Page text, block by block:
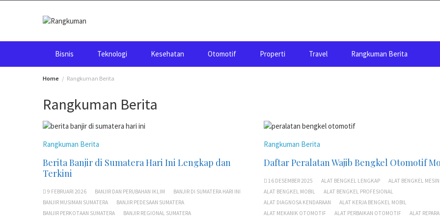
Bisnis Teknologi Kesehatan Otomotif Properti Travel Rangkuman Berita
Home Rangkuman Berita
Rangkuman Berita
Rangkuman Berita
Berita Banjir di Sumatera Hari Ini Lengkap dan
Terkini
9 FEBRUARI 2026 BANJIR DAN PERUBAHAN IKLIM
BANJIR DI SUMATERA HARI INI
BANJIR MUSIMAN SUMATERA
BANJIR PEDESAAN SUMATERA
BANJIR PERKOTAAN SUMATERA
BANJIR REGIONAL SUMATERA
Rangkuman Berita
Daftar Peralatan Wajib Bengkel Otomotif
16 DESEMBER 2025 ALAT BENGKEL LENGKAP
ALAT BENGKEL MESIN
ALAT BENGKEL MOBIL
ALAT BENGKEL PROFESIONAL
ALAT DIAGNOSA KENDARAAN
ALAT KERJA BENGKEL MOBIL
ALAT MEKANIK OTOMOTIF
ALAT PERBAIKAN OTOMOTIF
ALAT